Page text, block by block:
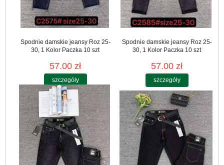
Spodnie damskie jeansy Roz 25-
30, 1 Kolor Paczka 10 szt
57.00 zł
szczegóły
Spodnie damskie jeansy Roz 25-
30, 1 Kolor Paczka 10 szt
57.00 zł
szczegóły